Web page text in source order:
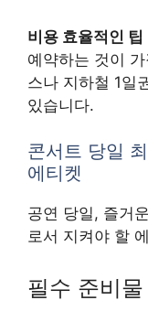
비용 효율적인 팁
예약하는 것이
스나 지하철 1일
있습니다.
콘서트 당일
에티켓
공연 당일, 즐거
로서 지켜야 할
필수 준비물